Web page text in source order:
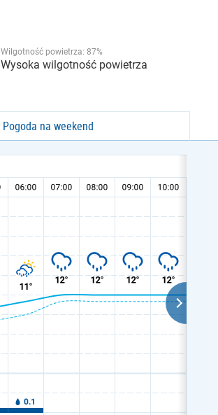
Wilgotność powietrza: 87%
Wysoka wilgotność powietrza
Pogoda na weekend